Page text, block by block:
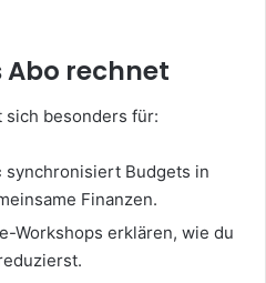
Abo rechnet
sich besonders für:
synchronisiert Budgets in
Finanzen.
Workshops erklären, wie du